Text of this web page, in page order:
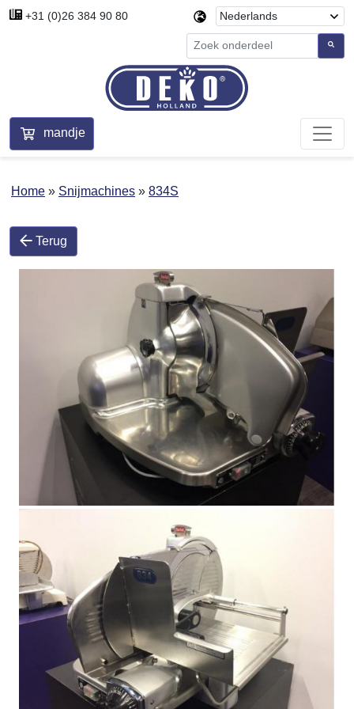
+31 (0)26 384 90 80
mandje
Home Snijmachines 834S
Terug